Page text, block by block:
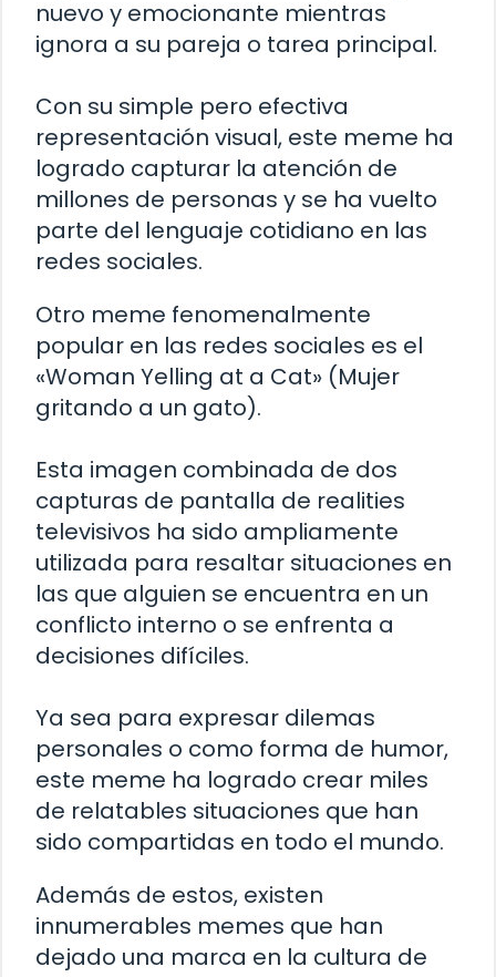
nuevo y emocionante mientras
ignora a su pareja o tarea principal.
Con su simple pero efectiva
representación visual, este meme ha
logrado capturar la atención de
millones de personas y se ha vuelto
parte del lenguaje cotidiano en las
redes sociales.
Otro meme fenomenalmente
popular en las redes sociales es el
«Woman Yelling at a Cat» (Mujer
gritando a un gato).
Esta imagen combinada de dos
capturas de pantalla de realities
televisivos ha sido ampliamente
utilizada para resaltar situaciones en
las que alguien se encuentra en un
conflicto interno o se enfrenta a
decisiones difíciles.
Ya sea para expresar dilemas
personales o como forma de humor,
este meme ha logrado crear miles
de relatables situaciones que han
sido compartidas en todo el mundo.
Además de estos, existen
innumerables memes que han
dejado una marca en la cultura de